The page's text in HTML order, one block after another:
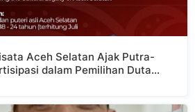
Aceh Selatan Ajak Putra-
dalam Pemilihan Duta